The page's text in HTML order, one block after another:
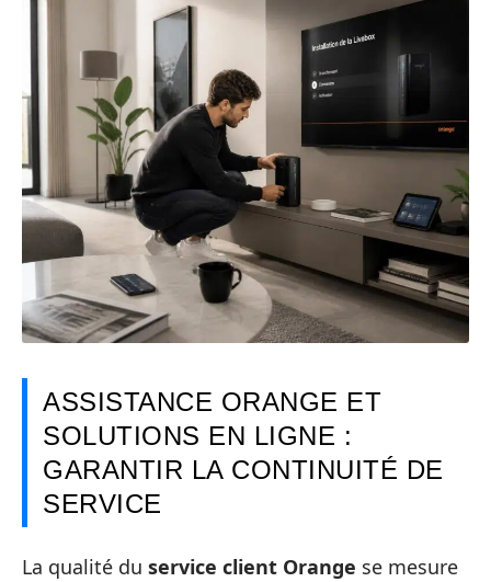
ASSISTANCE ORANGE ET
SOLUTIONS EN LIGNE :
GARANTIR LA CONTINUITÉ DE
SERVICE
La qualité du service client Orange se mesure